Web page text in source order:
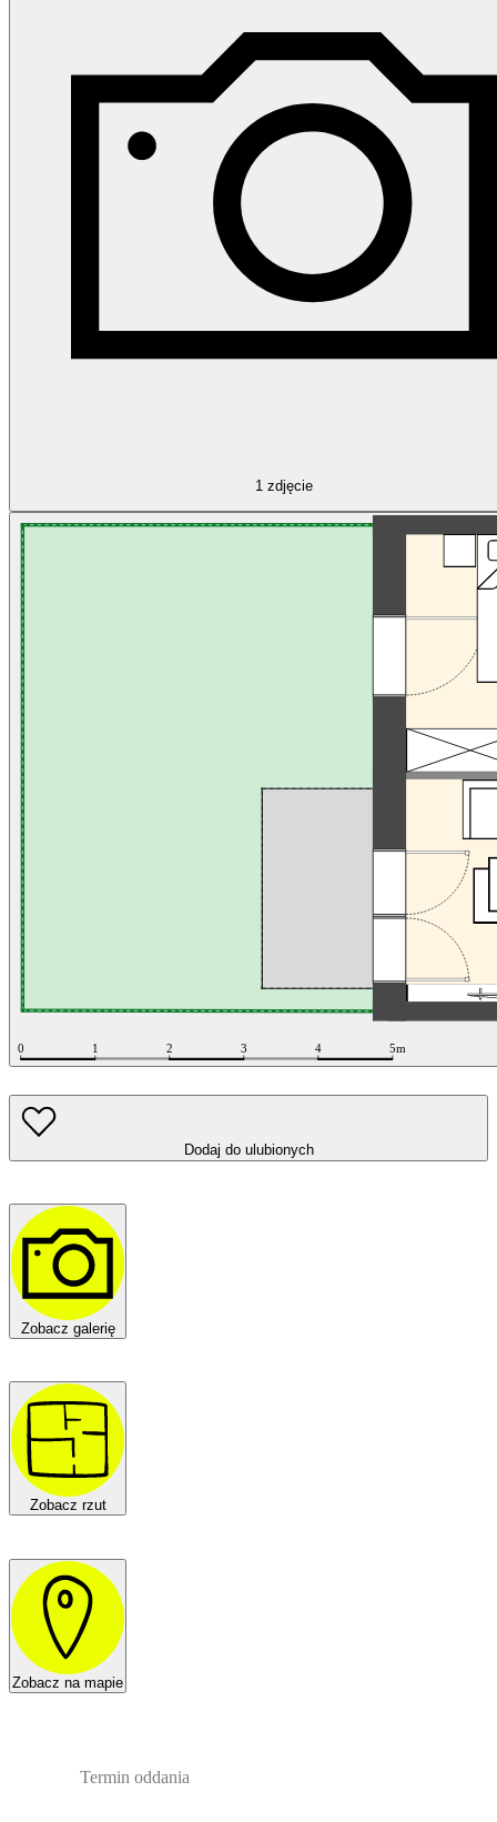
1 zdjęcie
Dodaj do ulubionych
Zobacz galerię
Zobacz rzut
Zobacz na mapie
Termin oddania